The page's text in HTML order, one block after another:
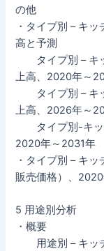
の他
・タイプ別 – キ
高と予測
タイプ別 – キッ
上高、2020年～
タイプ別 – キッ
上高、2026年～
タイプ別-キッ
2020年～2031年
・タイプ別 – キ
販売価格）、
5 用途別分析
・概要
用途別 – キッチ